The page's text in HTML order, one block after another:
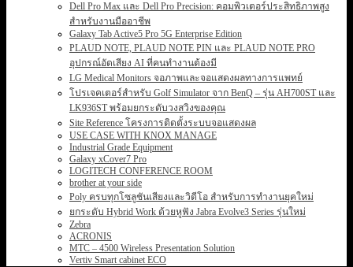
Dell Pro Max และ Dell Pro Precision: คอมพิวเตอร์ประสิทธิภาพสูง
สำหรับงานมืออาชีพ
Galaxy Tab Active5 Pro 5G Enterprise Edition
PLAUD NOTE, PLAUD NOTE PIN และ PLAUD NOTE PRO
อุปกรณ์อัดเสียง AI ที่คนทำงานต้องมี
LG Medical Monitors จอภาพและจอแสดงผลทางการแพทย์
โปรเจคเตอร์สำหรับ Golf Simulator จาก BenQ – รุ่น AH700ST และ
LK936ST พร้อมยกระดับวงสวิงของคุณ
Site Reference โครงการติดตั้งระบบจอแสดงผล
USE CASE WITH KNOX MANAGE
Industrial Grade Equipment
Galaxy xCover7 Pro
LOGITECH CONFERENCE ROOM
brother at your side
Poly ครบทุกโซลูชันเสียงและวิดีโอ สำหรับการทำงานยุคใหม่
ยกระดับ Hybrid Work ด้วยหูฟัง Jabra Evolve3 Series รุ่นใหม่
Zebra
ACRONIS
MTC – 4500 Wireless Presentation Solution
Vertiv Smart cabinet ECO